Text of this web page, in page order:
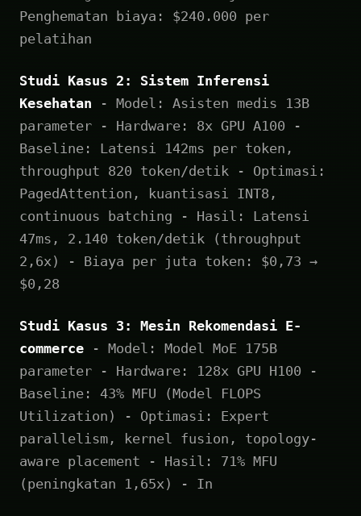
Penghematan biaya: $240.000 per
pelatihan
Studi Kasus 2: Sistem Inferensi
Kesehatan - Model: Asisten medis 13B
parameter - Hardware: 8x GPU A100 -
Baseline: Latensi 142ms per token,
throughput 820 token/detik - Optimasi:
PagedAttention, kuantisasi INT8,
continuous batching - Hasil: Latensi
47ms, 2.140 token/detik (throughput
2,6x) - Biaya per juta token: $0,73 →
$0,28
Studi Kasus 3: Mesin Rekomendasi E-
commerce - Model: Model MoE 175B
parameter - Hardware: 128x GPU H100 -
Baseline: 43% MFU (Model FLOPS
Utilization) - Optimasi: Expert
parallelism, kernel fusion, topology-
aware placement - Hasil: 71% MFU
(peningkatan 1,65x) - In